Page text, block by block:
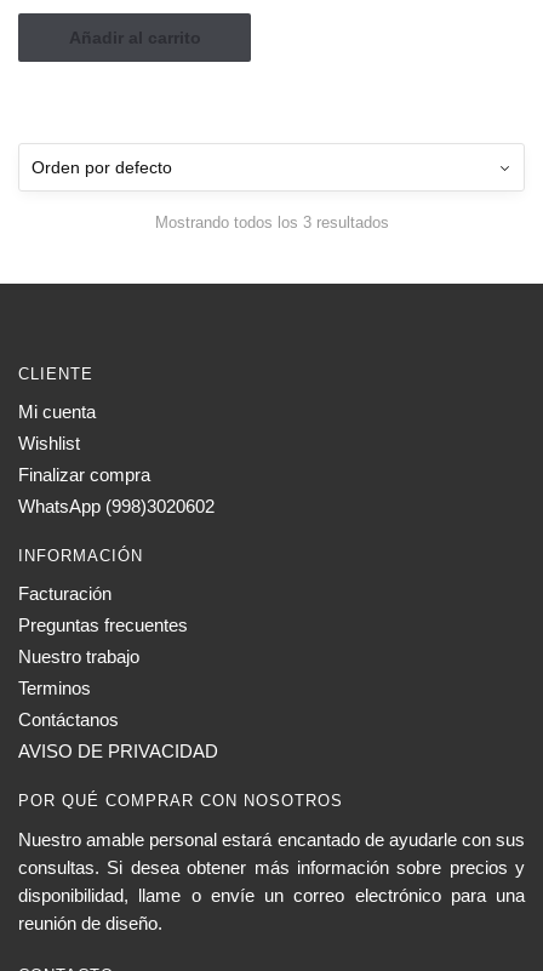
Añadir al carrito
Mostrando todos los 3 resultados
CLIENTE
Mi cuenta
Wishlist
Finalizar compra
WhatsApp (998)3020602
INFORMACIÓN
Facturación
Preguntas frecuentes
Nuestro trabajo
Terminos
Contáctanos
AVISO DE PRIVACIDAD
POR QUÉ COMPRAR CON NOSOTROS
Nuestro amable personal estará encantado de ayudarle con sus
consultas. Si desea obtener más información sobre precios y
disponibilidad, llame o envíe un correo electrónico para una
reunión de diseño.